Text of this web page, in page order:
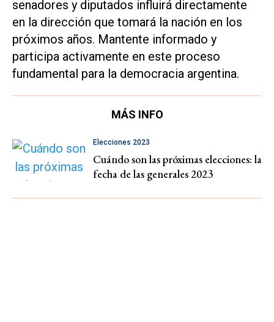
senadores y diputados influirá directamente
en la dirección que tomará la nación en los
próximos años. Mantente informado y
participa activamente en este proceso
fundamental para la democracia argentina.
MÁS INFO
Elecciones 2023
Cuándo son las próximas elecciones: la
fecha de las generales 2023